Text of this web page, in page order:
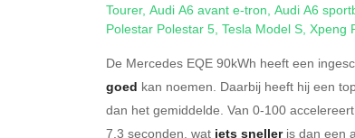
Tourer, Audi A6 avant e-tron, Audi A6
Polestar Polestar 5, Tesla Model S, Xpeng
De Mercedes EQE 90kWh heeft een
goed kan noemen. Daarbij heeft hij een
dan het gemiddelde. Van 0-100
7.3 seconden, wat iets snelleris dan een